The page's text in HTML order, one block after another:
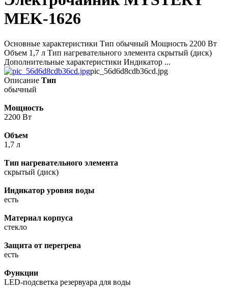
MEK-1626
Основные характеристики Тип обычный Мощность 2200 Вт
Объем 1,7 л Тип нагревательного элемента скрытый (диск)
Дополнительные характеристики Индикатор ...
pic_56d6d8cdb36cd.jpg
Описание Тип
обычный
Мощность
2200 Вт
Объем
1,7 л
Тип нагревательного элемента
скрытый (диск)
Индикатор уровня воды
есть
Материал корпуса
стекло
Защита от перегрева
есть
Функции
LED-подсветка резервуара для воды